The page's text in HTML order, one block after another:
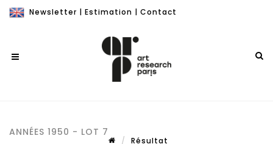
Newsletter | Estimation | Contact
ANNÉES 1950 - LOT 7
Résultat